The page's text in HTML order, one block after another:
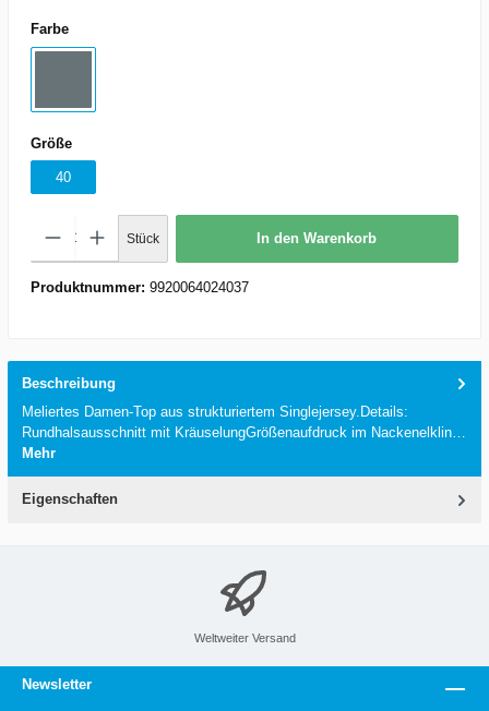
Farbe
Größe
40
Stück In den Warenkorb
Produktnummer: 9920064024037
Beschreibung
Meliertes Damen-Top aus strukturiertem Singlejersey.Details:
Rundhalsausschnitt mit KräuselungGrößenaufdruck im Nackenelklin…
Mehr
Eigenschaften
Weltweiter Versand
Newsletter